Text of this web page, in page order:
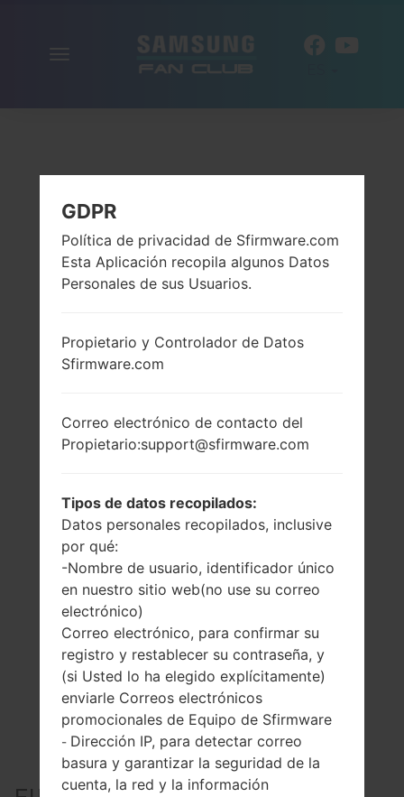
GDPR
Política de privacidad de Sfirmware.com
Esta Aplicación recopila algunos Datos
Personales de sus Usuarios.
Propietario y Controlador de Datos
Sfirmware.com
Correo electrónico de contacto del
Propietario:support@sfirmware.com
Tipos de datos recopilados:
Datos personales recopilados, inclusive
por qué:
-Nombre de usuario, identificador único
en nuestro sitio web(no use su correo
electrónico)
Correo electrónico, para confirmar su
registro y restablecer su contraseña, y
(si Usted lo ha elegido explícitamente)
enviarle Correos electrónicos
promocionales de Equipo de Sfirmware
- Dirección IP, para detectar correo
basura y garantizar la seguridad de la
cuenta, la red y la información